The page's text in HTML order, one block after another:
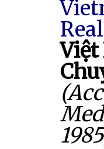
Việt